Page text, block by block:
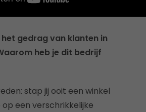
gedrag van klanten in
heb je dit bedrijf
stap jij ooit een winkel
een verschrikkelijke